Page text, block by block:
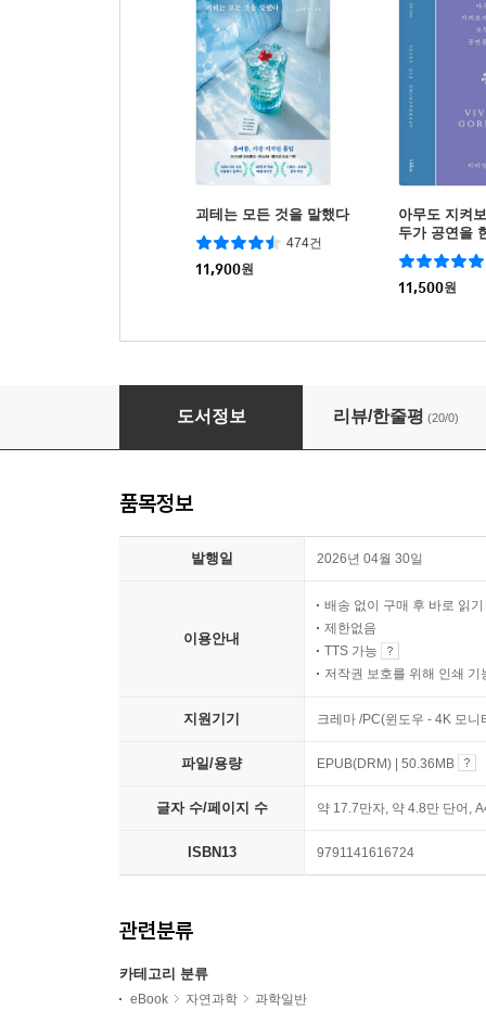
괴테는 모든 것을 말했다
474건
11,900원
아무도 지켜
두가 공연을
11,500원
기억의 미로를 걷는 사람들
도서정보 리뷰/한줄평 (20/0)
품목정보
발행일 2026년 04월 30일
이용안내
배송 없이 구매 후 바로 읽기
제한없음
TTS 가능
저작권 보호를 위해 인쇄 기
지원기기 크레마 /PC(윈도우 - 4K 모
파일/용량 EPUB(DRM) | 50.36MB
글자 수/페이지 수 약 17.7만자, 약 4.8만 단어,
ISBN13 9791141616724
관련분류
카테고리 분류
eBook 자연과학 과학일반